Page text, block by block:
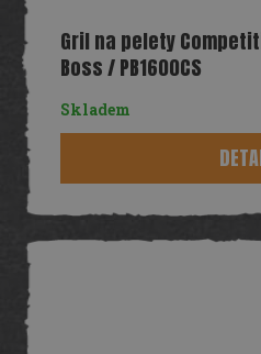
Gril na pelety
Boss / PB1600CS
Skladem